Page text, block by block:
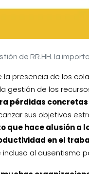
de RR.HH. la
la presencia de los
gestión de los
pérdidas
sus objetivos
que hace alusión a
en el
al ausentismo